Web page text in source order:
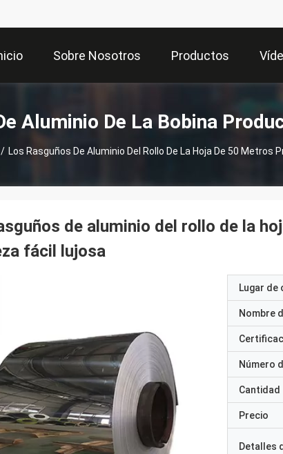
Sobre Nosotros Productos
Aluminio De La Bobina
/ Los Rasguños De Aluminio Del Rollo De La Hoja De 50 Metros
de aluminio del rollo de la
fácil lujosa
Lugar de
Nombre
Número
Cantidad
Precio
Detalles